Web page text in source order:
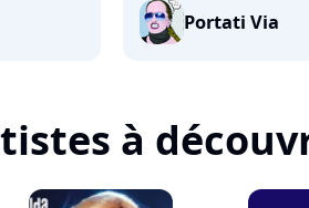
Portati Via
à